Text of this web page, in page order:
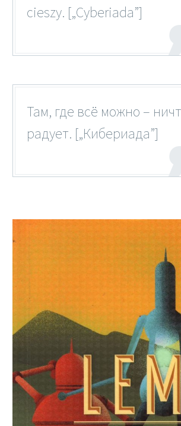
cieszy. [„Cyberiada”]
Там, где всё можно –
радует. [„Кибериада”]